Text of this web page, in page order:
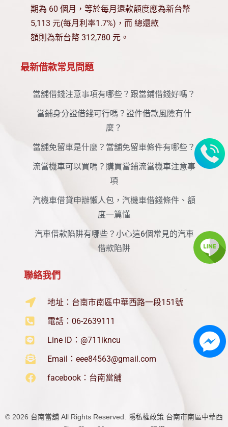
期為 60 個月，等於每月還款額度應為新台幣
5,113 元(每月利率1.7%)，而 總還款
額則為新台幣 312,780 元。
最新借款常見問題
當舖借錢注意事項有哪些？跟當鋪借錢好嗎？
當鋪身分證借錢可行嗎？證件借款風險有什
麼？
當舖免留車是什麼？當舖免留車條件有哪些？
流當機車可以買嗎？購買當鋪流當機車注意事
項
汽機車借貸申辦懶人包，汽機車借錢條件、額
度一篇懂
汽車借款陷阱有哪些？小心這6個常見的汽車
借款陷阱
聯絡我們
地址：台南市南區中華西路一段151號
電話：06-2639111
Line ID：@711ikncu
Email： eee84563@gmail.com
facebook：台南當舖
© 2026 台南當舖 All Rights Reserved. 隱私權政策 台南市南區中華西